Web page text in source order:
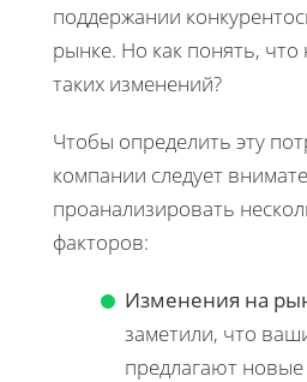
поддержании
рынке. Но как понять, что
таких изменений?
Чтобы определить эту
компании следует
проанализировать
факторов:
Изменения на
заметили, что
предлагают